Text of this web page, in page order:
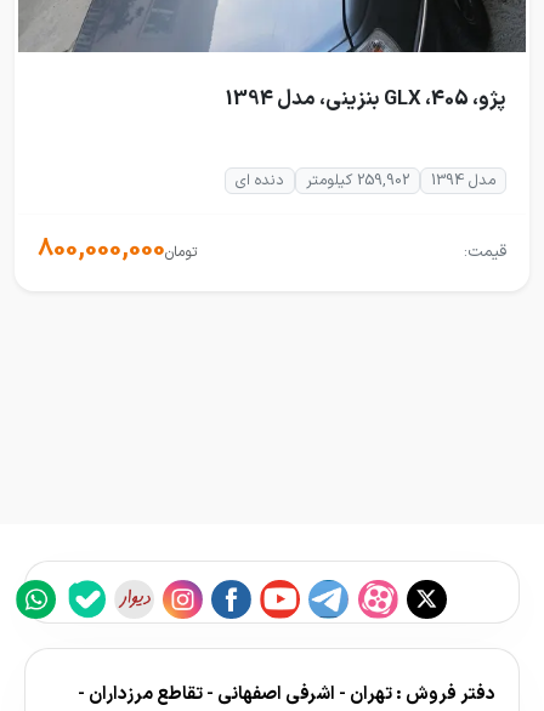
پژو، 405، GLX بنزینی، مدل 1394
مدل 1394 259,902 کیلومتر دنده ای
قیمت: 800,000,000تومان
دفتر فروش : تهران - اشرفی اصفهانی - تقاطع مرزداران -